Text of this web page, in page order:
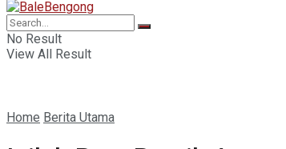
No Result
View All Result
Home Berita Utama